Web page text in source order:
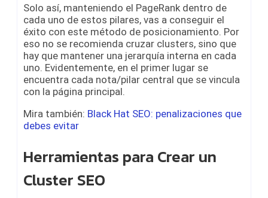
Solo así, manteniendo el PageRank dentro de
cada uno de estos pilares, vas a conseguir el
éxito con este método de posicionamiento. Por
eso no se recomienda cruzar clusters, sino que
hay que mantener una jerarquía interna en cada
uno. Evidentemente, en el primer lugar se
encuentra cada nota/pilar central que se vincula
con la página principal.
Mira también: Black Hat SEO: penalizaciones que
debes evitar
Herramientas para Crear un
Cluster SEO